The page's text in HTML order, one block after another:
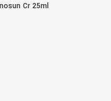
Cr 25ml